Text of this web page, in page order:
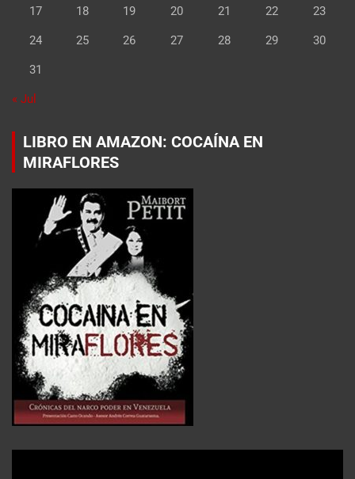
17 18 19 20 21 22 23
24 25 26 27 28 29 30
31
« Jul
LIBRO EN AMAZON: COCAÍNA EN
MIRAFLORES